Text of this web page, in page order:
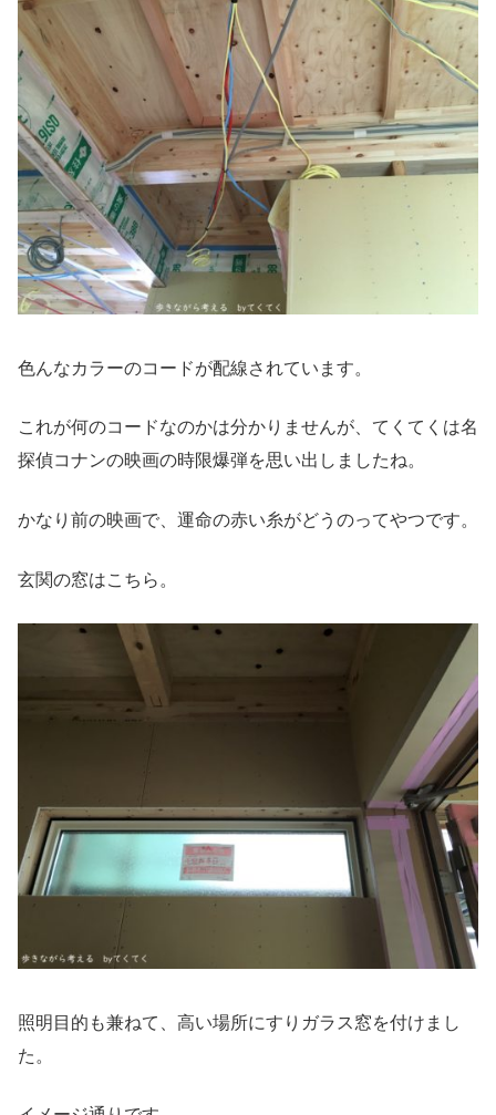
色んなカラーのコードが配線されています。
これが何のコードなのかは分かりませんが、てくてくは名
探偵コナンの映画の時限爆弾を思い出しましたね。
かなり前の映画で、運命の赤い糸がどうのってやつです。
玄関の窓はこちら。
照明目的も兼ねて、高い場所にすりガラス窓を付けまし
た。